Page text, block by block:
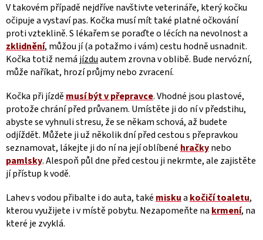
V takovém případě nejdříve navštivte veterináře, který kočku
očipuje a vystaví pas. Kočka musí mít také platné očkování
proti vzteklině. S lékařem se poraďte o lécích na nevolnost a
zklidnění, můžou jí (a potažmo i vám) cestu hodně usnadnit.
Kočka totiž nemá jízduautem zrovna v oblibě. Bude nervózní,
může naříkat, hrozí průjmy nebo zvracení.
Kočka při jízdě musí být v přepravce. Vhodné jsou plastové,
protože chrání před průvanem. Umístěte ji do ní v předstihu,
abyste se vyhnuli stresu, že se někam schová, až budete
odjíždět. Můžete ji už několik dní před cestou s přepravkou
seznamovat, lákejte ji do ní na její oblíbené hračkynebo
pamlsky. Alespoň půl dne před cestou ji nekrmte, ale zajistěte
jí přístup k vodě.
Lahev s vodou přibalte i do auta, také miskua kočičí toaletu,
kterou využijete i v místě pobytu. Nezapomeňte na krmení, na
které je zvyklá.